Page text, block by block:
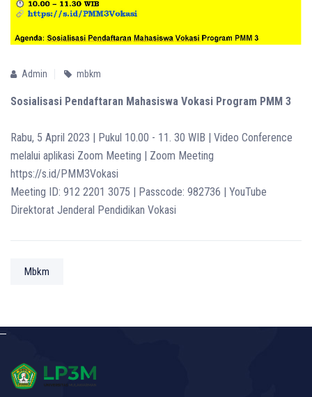
Admin mbkm
Sosialisasi Pendaftaran Mahasiswa Vokasi Program PMM 3
Rabu, 5 April 2023 | Pukul 10.00 - 11. 30 WIB | Video Conference
melalui aplikasi Zoom Meeting | Zoom Meeting
https://s.id/PMM3Vokasi
Meeting ID: 912 2201 3075 | Passcode: 982736 | YouTube
Direktorat Jenderal Pendidikan Vokasi
Mbkm